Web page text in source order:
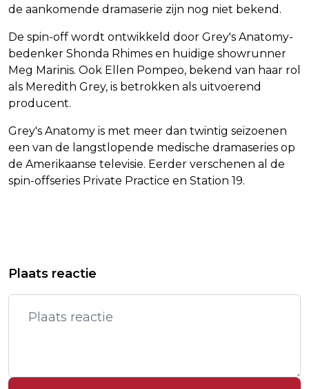
de aankomende dramaserie zijn nog niet bekend.
De spin-off wordt ontwikkeld door Grey's Anatomy-
bedenker Shonda Rhimes en huidige showrunner
Meg Marinis. Ook Ellen Pompeo, bekend van haar rol
als Meredith Grey, is betrokken als uitvoerend
producent.
Grey's Anatomy is met meer dan twintig seizoenen
een van de langstlopende medische dramaseries op
de Amerikaanse televisie. Eerder verschenen al de
spin-offseries Private Practice en Station 19.
PROCENT
KREMLIN: WITKOFF SNEL NAAR
RUSLAND VOOR ONDERHANDELINGEN
Plaats reactie